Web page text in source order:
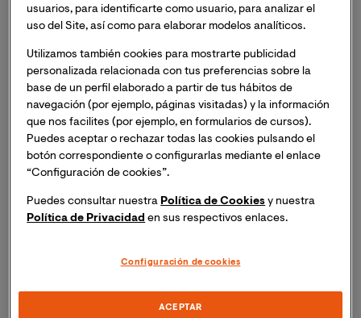
Acceso directo a la sesión, el 12 de septiembre,
estelar - YouTube
Este evento, dedicado a ladivulgación astronómica,
ofrece una fascinante inmersión en el proceso de
formación estelar, guiada porastrónomos
especializados
y con observaciones en directo
20:00 Ponencia "Cuando el universo enciende
astrónomo Alessandro Ederoclite, investigador
usuarios, para identificarte como usuario, para analizar el
uso del Site, así como para elaborar modelos analíticos.
Utilizamos también cookies para mostrarte publicidad
personalizada relacionada con tus preferencias sobre la
base de un perfil elaborado a partir de tus hábitos de
navegación (por ejemplo, páginas visitadas) y la información
que nos facilites (por ejemplo, en formularios de cursos).
Puedes aceptar o rechazar todas las cookies pulsando el
botón correspondiente o configurarlas mediante el enlace
“Configuración de cookies”.
Puedes consultar nuestra Política de Cookies y nuestra
Política de Privacidad en sus respectivos enlaces.
Configuración de cookies
ACEPTAR